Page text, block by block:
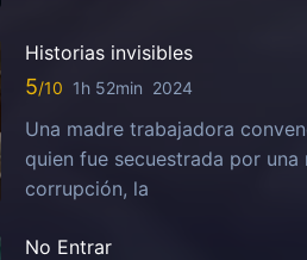
Historias invisibles
5 1h 52min 2024
Una madre trabajadora
quien fue secuestrada por
corrupción, la
No Entrar